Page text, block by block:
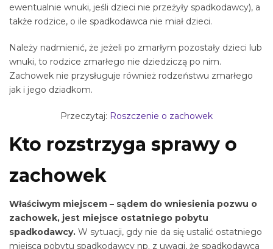
ewentualnie wnuki, jeśli dzieci nie przeżyły spadkodawcy), a
także rodzice, o ile spadkodawca nie miał dzieci.
Należy nadmienić, że jeżeli po zmarłym pozostały dzieci lub
wnuki, to rodzice zmarłego nie dziedziczą po nim.
Zachowek nie przysługuje również rodzeństwu zmarłego
jak i jego dziadkom.
Przeczytaj: Roszczenie o zachowek
Kto rozstrzyga sprawy o
zachowek
Właściwym miejscem – sądem do wniesienia pozwu o
zachowek, jest miejsce ostatniego pobytu
spadkodawcy. W sytuacji, gdy nie da się ustalić ostatniego
miejsca pobytu spadkodawcy np. z uwagi, że spadkodawca